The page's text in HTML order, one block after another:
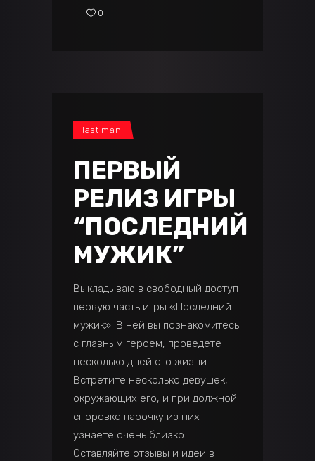
0
last man
ПЕРВЫЙ
РЕЛИЗ ИГРЫ
“ПОСЛЕДНИЙ
МУЖИК”
Выкладываю в свободный доступ
первую часть игры «Последний
мужик». В ней вы познакомитесь
с главным героем, проведете
несколько дней его жизни.
Встретите несколько девушек,
окружающих его, и при должной
сноровке парочку из них
узнаете очень близко.
Оставляйте отзывы и идеи в